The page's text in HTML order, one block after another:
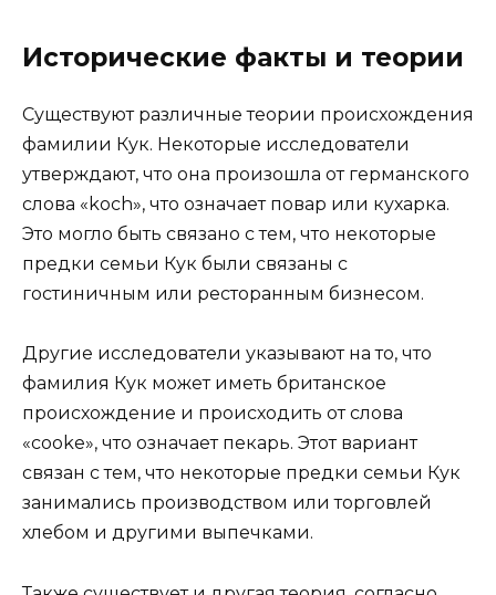
Исторические факты и теории
Существуют различные теории происхождения
фамилии Кук. Некоторые исследователи
утверждают, что она произошла от германского
слова «koch», что означает повар или кухарка.
Это могло быть связано с тем, что некоторые
предки семьи Кук были связаны с
гостиничным или ресторанным бизнесом.
Другие исследователи указывают на то, что
фамилия Кук может иметь британское
происхождение и происходить от слова
«cooke», что означает пекарь. Этот вариант
связан с тем, что некоторые предки семьи Кук
занимались производством или торговлей
хлебом и другими выпечками.